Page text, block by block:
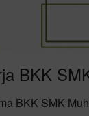
BKK
BKK SMK